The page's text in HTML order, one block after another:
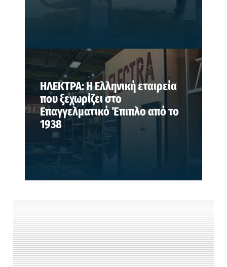
ΗΛΕΚΤΡΑ: Η Ελληνική εταιρεία
που ξεχωρίζει στο
Επαγγελματικό Έπιπλο από το
1938